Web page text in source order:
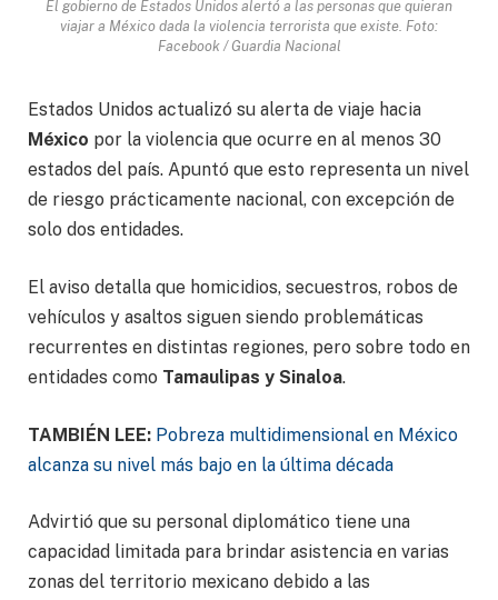
El gobierno de Estados Unidos alertó a las personas que quieran
viajar a México dada la violencia terrorista que existe. Foto:
Facebook / Guardia Nacional
Estados Unidos actualizó su alerta de viaje hacia
México por la violencia que ocurre en al menos 30
estados del país. Apuntó que esto representa un nivel
de riesgo prácticamente nacional, con excepción de
solo dos entidades.
El aviso detalla que homicidios, secuestros, robos de
vehículos y asaltos siguen siendo problemáticas
recurrentes en distintas regiones, pero sobre todo en
entidades como Tamaulipas y Sinaloa.
TAMBIÉN LEE: Pobreza multidimensional en México
alcanza su nivel más bajo en la última década
Advirtió que su personal diplomático tiene una
capacidad limitada para brindar asistencia en varias
zonas del territorio mexicano debido a las